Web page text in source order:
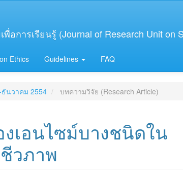
ารเรียนรู้ (Journal of Research Unit on
Ethics Guidelines FAQ
ธันวาคม 2554 บทความวิจัย (Research Article)
เอนไซม์บางชนิดใน
วภาพ